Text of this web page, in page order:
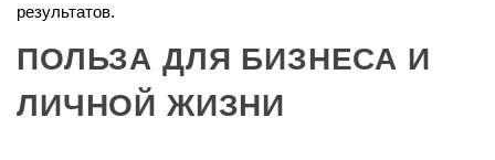
результатов.
ПОЛЬЗА ДЛЯ БИЗНЕСА И
ЛИЧНОЙ ЖИЗНИ